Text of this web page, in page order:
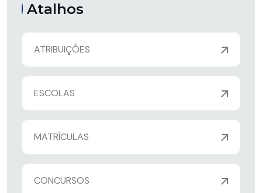
Atalhos
ATRIBUIÇÕES
ESCOLAS
MATRÍCULAS
CONCURSOS